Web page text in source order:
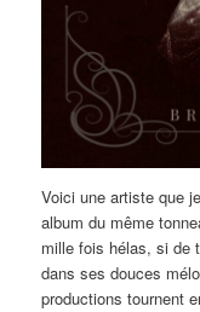
Voici une artiste que
album du même
mille fois hélas, si de
dans ses douces
productions tournent